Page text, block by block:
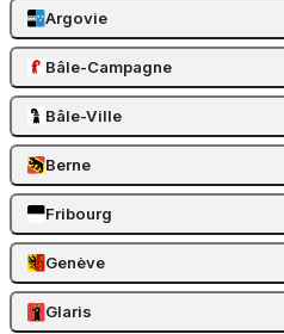
Argovie
Bâle-Campagne
Bâle-Ville
Berne
Fribourg
Genève
Glaris